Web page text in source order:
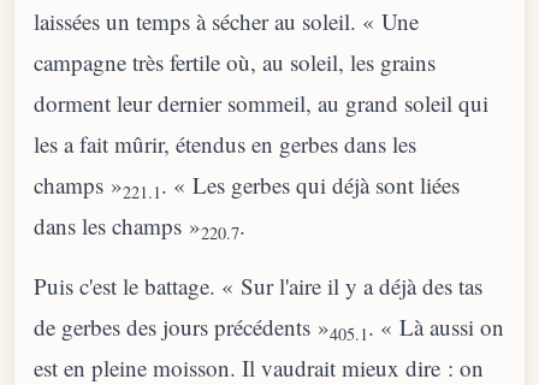
laissées un temps à sécher au soleil. « Une
campagne très fertile où, au soleil, les grains
dorment leur dernier sommeil, au grand soleil qui
les a fait mûrir, étendus en gerbes dans les
champs »221.1. « Les gerbes qui déjà sont liées
dans les champs »220.7.
Puis c'est le battage. « Sur l'aire il y a déjà des tas
de gerbes des jours précédents »405.1. « Là aussi on
est en pleine moisson. Il vaudrait mieux dire : on